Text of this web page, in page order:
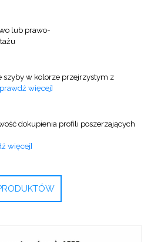
lub prawo-
szyby w kolorze przejrzystym z
więcej]
dokupienia profili poszerzających
więcej]